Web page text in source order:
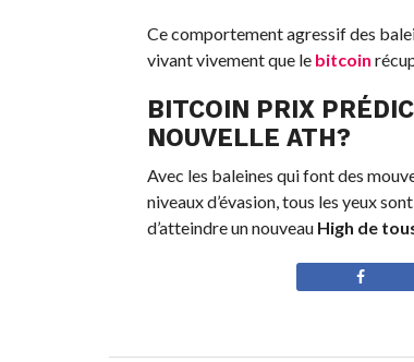
Ce comportement agressif des
vivant vivement que le bitcoin
BITCOIN PRIX
NOUVELLE ATH?
Avec les baleines qui font des
niveaux d’évasion, tous les yeux
d’atteindre un nouveau High de